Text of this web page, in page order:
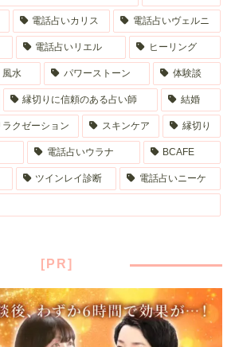
電話占いカリス 電話占いヴェルニ
電話占いリエル ヒーリング
風水 パワーストーン 体験談
縁切りに信頼のある占い師 結婚
ラクゼーション スキンケア 縁切り
電話占いウラナ BCAFE
ツインレイ診断 電話占いニーケ
[PR]